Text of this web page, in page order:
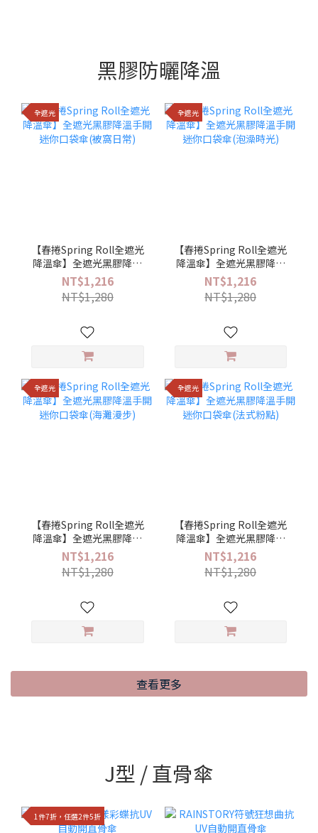
黑膠防曬降溫
全遮光
【春捲Spring Roll全遮光
降溫傘】全遮光黑膠降溫
手開迷你口袋傘(被窩日常)
NT$1,216
NT$1,280
全遮光
【春捲Spring Roll全遮光
降溫傘】全遮光黑膠降溫
手開迷你口袋傘(泡澡時光)
NT$1,216
NT$1,280
全遮光
【春捲Spring Roll全遮光
降溫傘】全遮光黑膠降溫
手開迷你口袋傘(海灘漫步)
NT$1,216
NT$1,280
全遮光
【春捲Spring Roll全遮光
降溫傘】全遮光黑膠降溫
手開迷你口袋傘(法式粉點)
NT$1,216
NT$1,280
查看更多
J型 / 直骨傘
1件7折，任選2件5折